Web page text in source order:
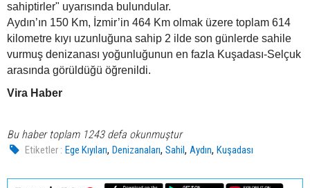
sahiptirler" uyarısında bulundular.
Aydın’ın 150 Km, İzmir’in 464 Km olmak üzere toplam 614
kilometre kıyı uzunluğuna sahip 2 ilde son günlerde sahile
vurmuş denizanası yoğunluğunun en fazla Kuşadası-Selçuk
arasında görüldüğü öğrenildi.
Vira Haber
Bu haber toplam 1243 defa okunmuştur
Etiketler : Ege Kıyıları,Denizanaları,Sahil,Aydın,Kuşadası